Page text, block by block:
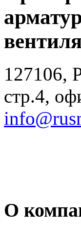
127106,
стр.4,
О